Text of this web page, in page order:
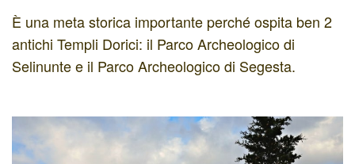
È una meta storica importante perché ospita ben 2
antichi Templi Dorici: il Parco Archeologico di
Selinunte e il Parco Archeologico di Segesta.